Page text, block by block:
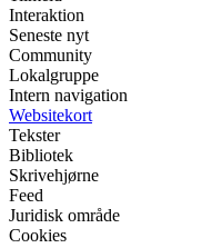
Interaktion
Seneste nyt
Community
Lokalgruppe
Intern navigation
Websitekort
Tekster
Bibliotek
Skrivehjørne
Feed
Juridisk område
Cookies